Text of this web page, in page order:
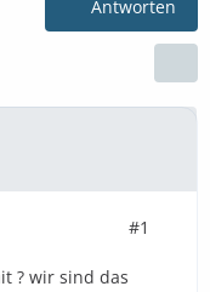
Antworten
#1
? wir sind das